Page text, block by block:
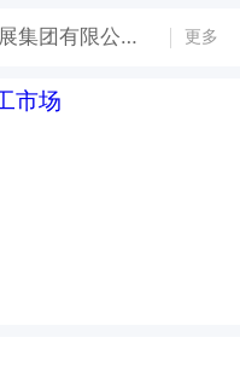
泰州市文化旅游发展集团有限公司一线岗位公开招聘公告 更多